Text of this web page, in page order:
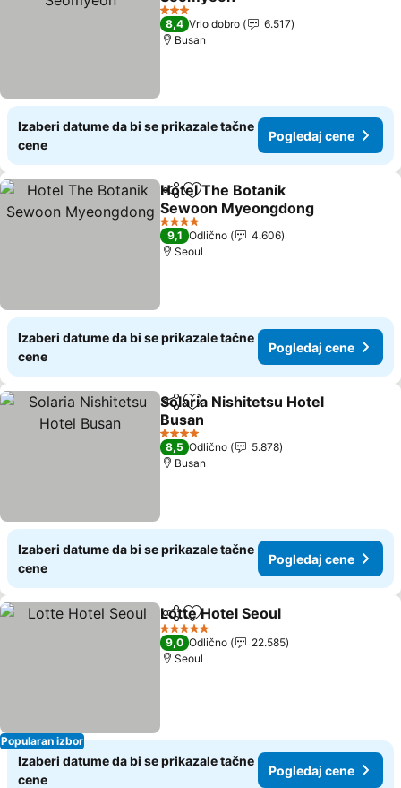
3 Zvezdice
8,4 Vrlo dobro
6.517
Busan
Izaberi datume da bi se prikazale tačne
cene
Pogledaj cene
Deli Dodati u favorite
Hotel The Botanik
Sewoon Myeongdong
4 Zvezdice
9,1 Odlično
4.606
Seoul
Izaberi datume da bi se prikazale tačne
cene
Pogledaj cene
Deli Dodati u favorite
Solaria Nishitetsu Hotel
Busan
4 Zvezdice
8,5 Odlično
5.878
Busan
Izaberi datume da bi se prikazale tačne
cene
Pogledaj cene
Popularan izbor
Deli Dodati u favorite
Lotte Hotel Seoul
5 Zvezdice
9,0 Odlično
22.585
Seoul
Izaberi datume da bi se prikazale tačne
cene
Pogledaj cene